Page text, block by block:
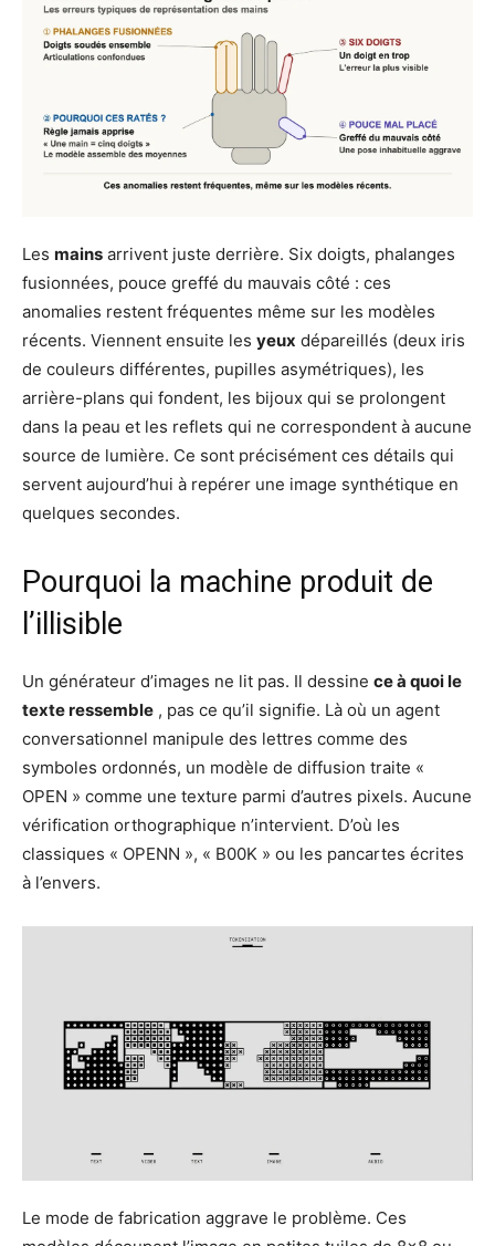
Les mains arrivent juste derrière. Six doigts, phalanges
fusionnées, pouce greffé du mauvais côté : ces
anomalies restent fréquentes même sur les modèles
récents. Viennent ensuite les yeux dépareillés (deux iris
de couleurs différentes, pupilles asymétriques), les
arrière-plans qui fondent, les bijoux qui se prolongent
dans la peau et les reflets qui ne correspondent à aucune
source de lumière. Ce sont précisément ces détails qui
servent aujourd’hui à repérer une image synthétique en
quelques secondes.
Pourquoi la machine produit de
l’illisible
Un générateur d’images ne lit pas. Il dessine ce à quoi le
texte ressemble , pas ce qu’il signifie. Là où un agent
conversationnel manipule des lettres comme des
symboles ordonnés, un modèle de diffusion traite «
OPEN » comme une texture parmi d’autres pixels. Aucune
vérification orthographique n’intervient. D’où les
classiques « OPENN », « B00K » ou les pancartes écrites
à l’envers.
Le mode de fabrication aggrave le problème. Ces